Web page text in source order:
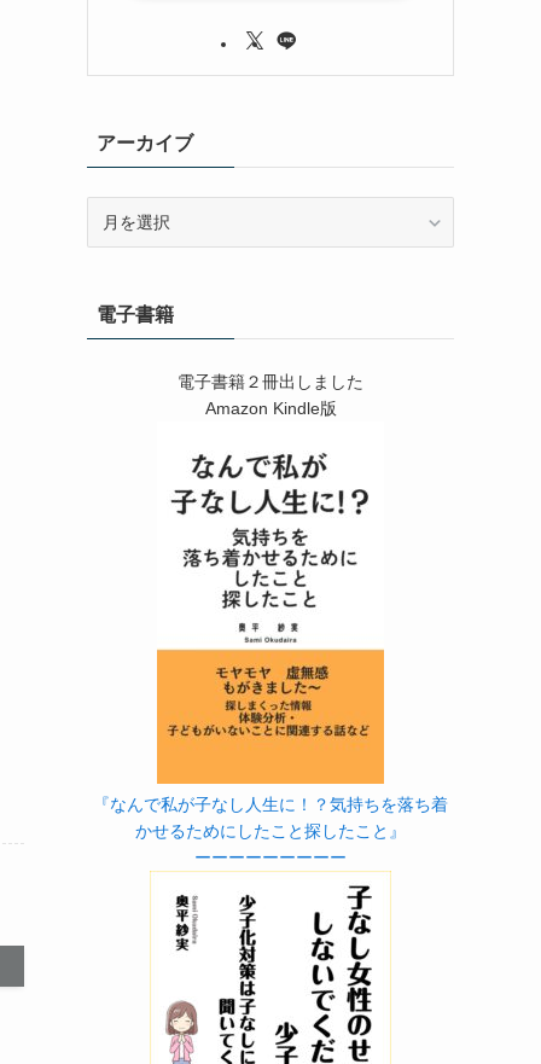
アーカイブ
ブ電子書籍
電子書籍２冊出しました
Amazon Kindle版
『なんで私が子なし人生に！？気持ちを落ち着
かせるためにしたこと探したこと』
ーーーーーーーーー